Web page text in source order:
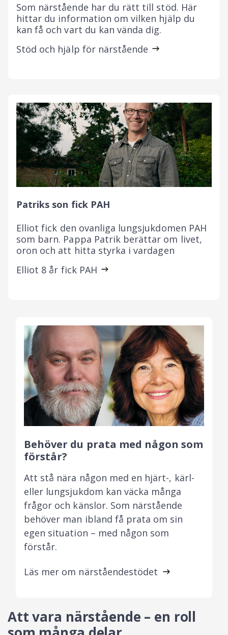
Som närstående har du rätt till stöd. Här
hittar du information om vilken hjälp du
kan få och vart du kan vända dig.
Stöd och hjälp för närstående
Patriks son fick PAH
Elliot fick den ovanliga lungsjukdomen PAH
som barn. Pappa Patrik berättar om livet,
oron och att hitta styrka i vardagen
Elliot 8 år fick PAH
Behöver du prata med någon som
förstår?
Att stå nära någon med en hjärt-, kärl-
eller lungsjukdom kan väcka många
frågor och känslor. Som närstående
behöver man ibland få prata om sin
egen situation – med någon som
förstår.
Läs mer om närståendestödet
Att vara närstående – en roll